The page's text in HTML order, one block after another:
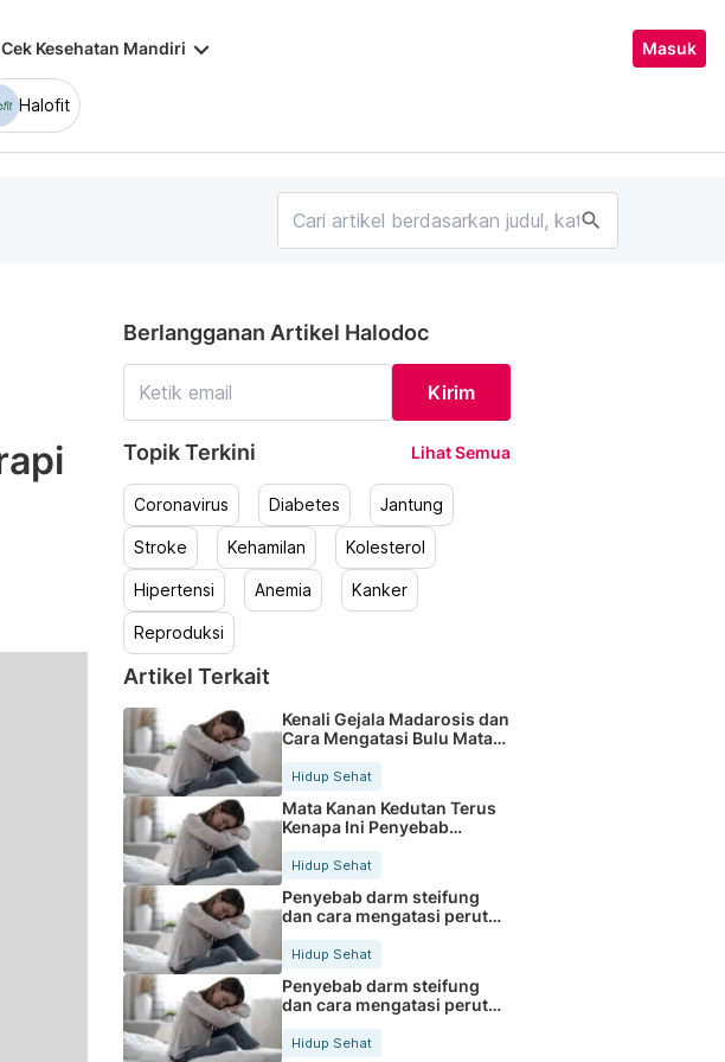
Cek Kesehatan Mandiri keyboard_arrow_down Masuk
Halofit
search
Berlangganan Artikel Halodoc
Kirim
Topik Terkini Lihat Semua
Coronavirus Diabetes Jantung
Stroke Kehamilan Kolesterol
Hipertensi Anemia Kanker
Reproduksi
Artikel Terkait
Kenali Gejala Madarosis dan
Cara Mengatasi Bulu Mata
Hidup Sehat
Mata Kanan Kedutan Terus
Kenapa Ini Penyebab
Hidup Sehat
Penyebab darm steifung
dan cara mengatasi perut
Hidup Sehat
Penyebab darm steifung
dan cara mengatasi perut
Hidup Sehat